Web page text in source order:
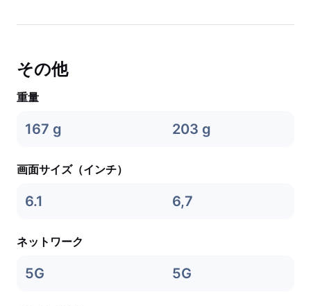
その他
重量
167 g 203 g
画面サイズ（インチ）
6.1 6,7
ネットワーク
5G 5G